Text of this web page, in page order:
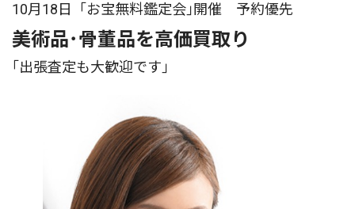
10月18日「お宝無料鑑定会｣開催 予約優先
美術品･骨董品を高価買取り
｢出張査定も大歓迎です｣